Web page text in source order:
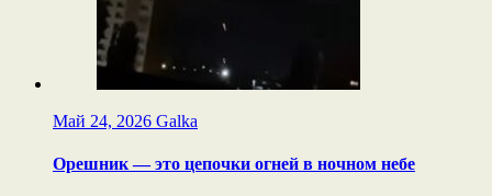
Май 24, 2026 Galka
Орешник — это цепочки огней в ночном небе